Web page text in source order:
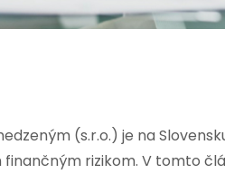
(s.r.o.) je na
rizikom. V tomto